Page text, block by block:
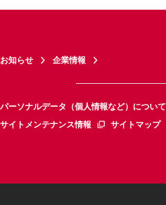
お知らせ 企業情報
パーソナルデータ（個人情報など）について
サイトメンテナンス情報
サイトマップ